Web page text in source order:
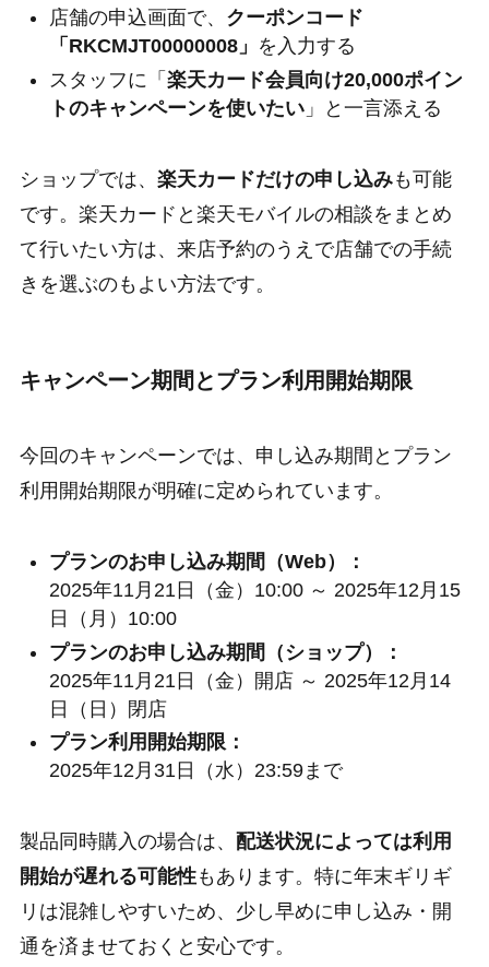
店舗の申込画面で、 クーポンコード
「RKCMJT00000008」 を入力する
スタッフに「 楽天カード会員向け20,000ポイン
トのキャンペーンを使いたい」と一言添える
ショップでは、 楽天カードだけの申し込みも可能
です。楽天カードと楽天モバイルの相談をまとめ
て行いたい方は、来店予約のうえで店舗での手続
きを選ぶのもよい方法です。
キャンペーン期間とプラン利用開始期限
今回のキャンペーンでは、申し込み期間とプラン
利用開始期限が明確に定められています。
プランのお申し込み期間（Web）：
2025年11月21日（金）10:00 ～ 2025年12月15
日（月）10:00
プランのお申し込み期間（ショップ）：
2025年11月21日（金）開店 ～ 2025年12月14
日（日）閉店
プラン利用開始期限：
2025年12月31日（水）23:59まで
製品同時購入の場合は、 配送状況によっては利用
開始が遅れる可能性もあります。特に年末ギリギ
リは混雑しやすいため、少し早めに申し込み・開
通を済ませておくと安心です。